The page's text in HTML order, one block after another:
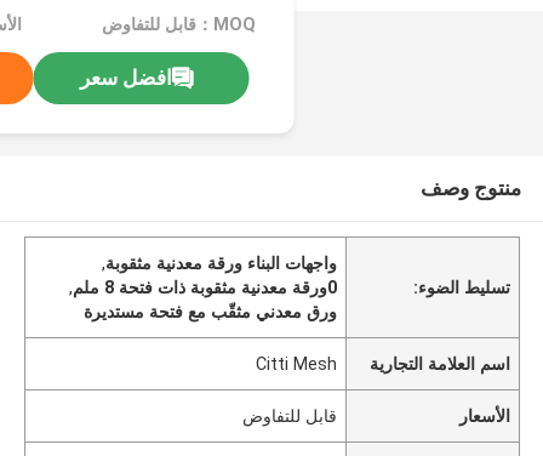
MOQ：قابل للتفاوض
افضل سعر
منتوج وصف
تسليط الضوء:
واجهات البناء ورقة معدنية مثقوبة,
0ورقة معدنية مثقوبة ذات فتحة 8 ملم
,
ورق معدني مثقّب مع فتحة مستديرة
اسم العلامة التجارية Citti Mesh
الأسعار قابل للتفاوض